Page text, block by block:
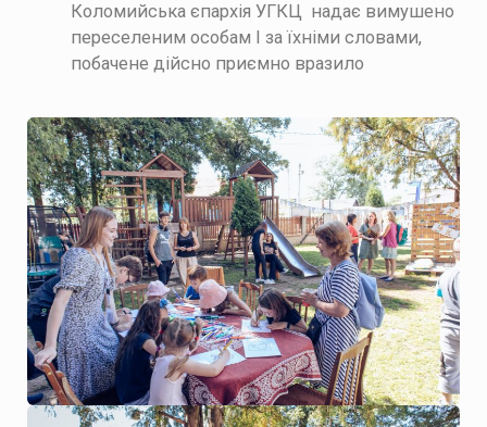
Коломийська єпархія УГКЦ надає вимушено
переселеним особам І за їхніми словами,
побачене дійсно приємно вразило